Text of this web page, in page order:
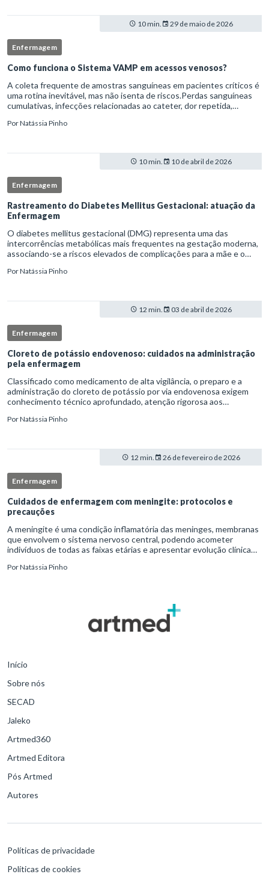
10 min. 29 de maio de 2026
Enfermagem
Como funciona o Sistema VAMP em acessos venosos?
A coleta frequente de amostras sanguíneas em pacientes críticos é
uma rotina inevitável, mas não isenta de riscos.Perdas sanguíneas
cumulativas, infecções relacionadas ao cateter, dor repetida,
PorNatássia Pinho
10 min. 10 de abril de 2026
Enfermagem
Rastreamento do Diabetes Mellitus Gestacional: atuação da
Enfermagem
O diabetes mellitus gestacional (DMG) representa uma das
intercorrências metabólicas mais frequentes na gestação moderna,
associando-se a riscos elevados de complicações para a mãe e o
enferm
PorNatássia Pinho
12 min. 03 de abril de 2026
Enfermagem
Cloreto de potássio endovenoso: cuidados na administração
pela enfermagem
Classificado como medicamento de alta vigilância, o preparo e a
administração do cloreto de potássio por via endovenosa exigem
conhecimento técnico aprofundado, atenção rigorosa aos
enfermag
PorNatássia Pinho
12 min. 26 de fevereiro de 2026
Enfermagem
Cuidados de enfermagem com meningite: protocolos e
precauções
A meningite é uma condição inflamatória das meninges, membranas
que envolvem o sistema nervoso central, podendo acometer
indivíduos de todas as faixas etárias e apresentar evolução clínica
PorNatássia Pinho
Início
Sobre nós
SECAD
Jaleko
Artmed360
Artmed Editora
Pós Artmed
Autores
Políticas de privacidade
Políticas de cookies